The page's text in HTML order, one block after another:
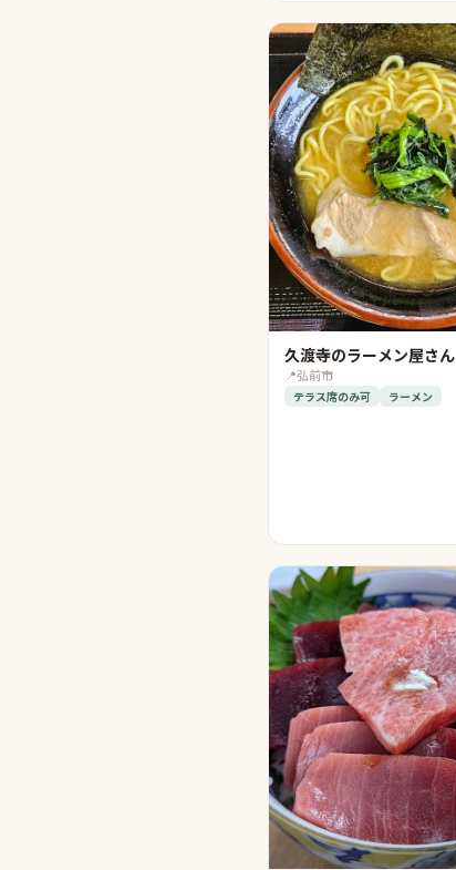
久渡寺のラーメン屋さん
📍弘前市
テラス席のみ可 ラーメン